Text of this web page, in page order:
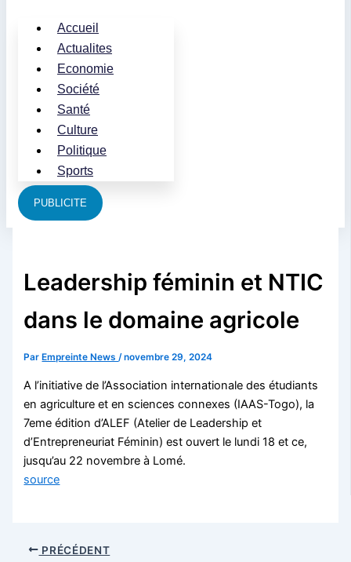
Accueil
Actualites
Economie
Société
Santé
Culture
Politique
Sports
PUBLICITE
Leadership féminin et NTIC
dans le domaine agricole
Par Empreinte News/novembre 29, 2024
A l’initiative de l’Association internationale des étudiants
en agriculture et en sciences connexes (IAAS-Togo), la
7eme édition d’ALEF (Atelier de Leadership et
d’Entrepreneuriat Féminin) est ouvert le lundi 18 et ce,
jusqu’au 22 novembre à Lomé.
source
PRÉCÉDENT